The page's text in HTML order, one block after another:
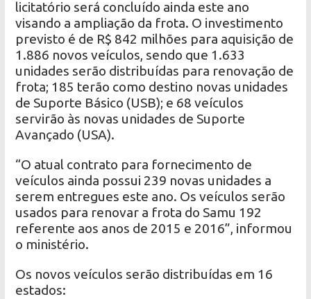
licitatório será concluído ainda este ano
visando a ampliação da frota. O investimento
previsto é de R$ 842 milhões para aquisição de
1.886 novos veículos, sendo que 1.633
unidades serão distribuídas para renovação de
frota; 185 terão como destino novas unidades
de Suporte Básico (USB); e 68 veículos
servirão às novas unidades de Suporte
Avançado (USA).
“O atual contrato para fornecimento de
veículos ainda possui 239 novas unidades a
serem entregues este ano. Os veículos serão
usados para renovar a frota do Samu 192
referente aos anos de 2015 e 2016”, informou
o ministério.
Os novos veículos serão distribuídas em 16
estados: